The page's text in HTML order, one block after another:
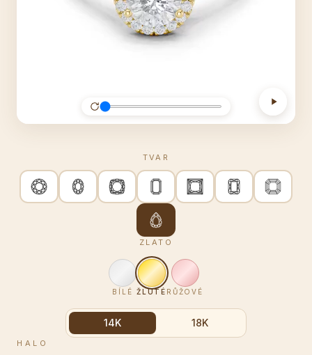
TVAR
ZLATO
BÍLÉ ŽLUTÉ RŮŽOVÉ
14K 18K
HALO